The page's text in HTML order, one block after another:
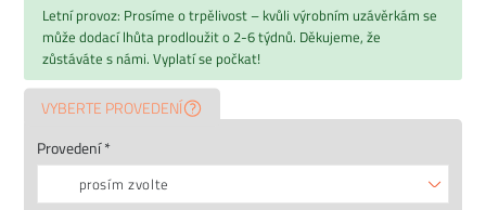
Letní provoz: Prosíme o trpělivost – kvůli výrobním uzávěrkám se
může dodací lhůta prodloužit o 2-6 týdnů. Děkujeme, že
zůstáváte s námi. Vyplatí se počkat!
VYBERTE PROVEDENÍ
Provedení *
prosím zvolte